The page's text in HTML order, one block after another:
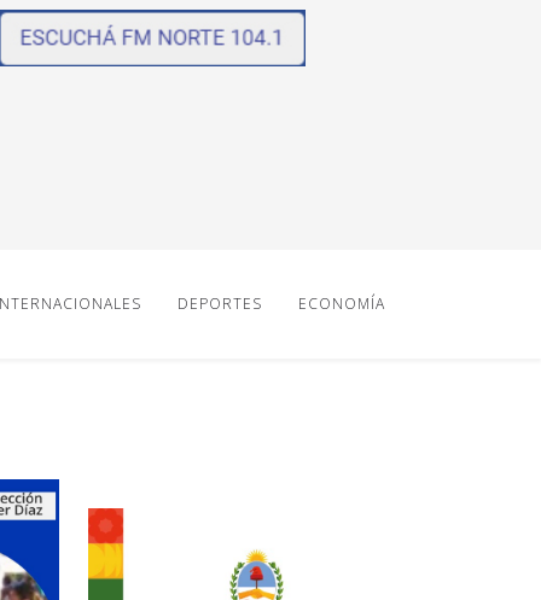
DEPORTES ECONOMÍA